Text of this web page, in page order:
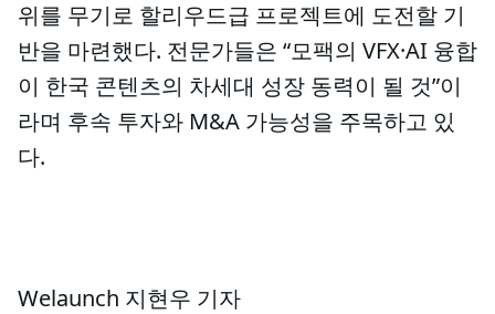
위를 무기로 할리우드급 프로젝트에 도전할 기
반을 마련했다. 전문가들은 “모팩의 VFX·AI 융합
이 한국 콘텐츠의 차세대 성장 동력이 될 것”이
라며 후속 투자와 M&A 가능성을 주목하고 있
다.
Welaunch 지현우 기자